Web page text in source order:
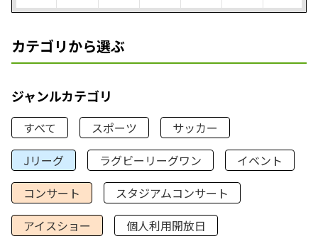
カテゴリから選ぶ
ジャンルカテゴリ
すべて スポーツ
サッカー
Jリーグ
ラグビーリーグワン
イベント
コンサート
スタジアムコンサート
アイスショー
個人利用開放日